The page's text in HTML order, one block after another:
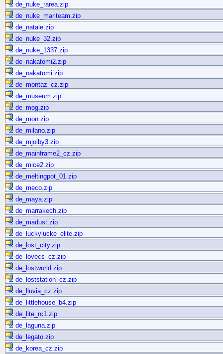
de_nuke_rarea.zip
de_nuke_mariteam.zip
de_natale.zip
de_nuke_32.zip
de_nuke_1337.zip
de_nakatomi2.zip
de_nakatomi.zip
de_montaz_cz.zip
de_museum.zip
de_mog.zip
de_mon.zip
de_milano.zip
de_mjolby3.zip
de_mainframe2_cz.zip
de_mice2.zip
de_meltingpot_01.zip
de_meco.zip
de_maya.zip
de_marrakech.zip
de_madust.zip
de_luckylucke_elite.zip
de_lost_city.zip
de_lovecs_cz.zip
de_lostworld.zip
de_loststation_cz.zip
de_lluvia_cz.zip
de_littlehouse_b4.zip
de_lite_rc1.zip
de_laguna.zip
de_legato.zip
de_korea_cz.zip